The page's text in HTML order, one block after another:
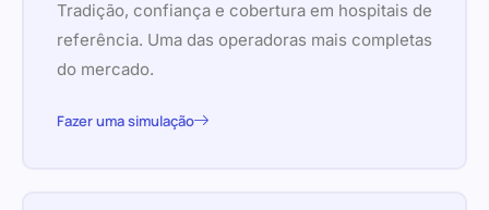
Tradição, confiança e cobertura em hospitais de
referência. Uma das operadoras mais completas
do mercado.
Fazer uma simulação